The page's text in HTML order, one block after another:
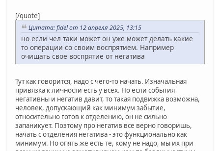
[/quote]
Цитата: fidel от 12 апреля 2025, 13:15
но если чел таки может он уже может делать какие
то операции со своим воспрятием. Например
очищать свое воспрятие от негатива
Тут как говорится, надо с чего-то начать. Изначальная
привязка к личности есть у всех. Но если события
негативны и негатив давит, то такая подвижка возможна,
человек, допускающий как минимум забытие,
относительно готов к отделению, он не сильно
запаникует. Поэтому про негатив все верно говоришь,
начать с отделения негатива - это функционально как
минимум. Но опять же есть те, кому не надо, мы их при